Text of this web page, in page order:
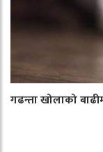
गढन्ता खोलाको